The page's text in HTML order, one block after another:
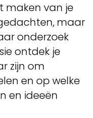
maken van je
maar
onderzoek
ontdek je
zijn om
en op welke
en ideeën